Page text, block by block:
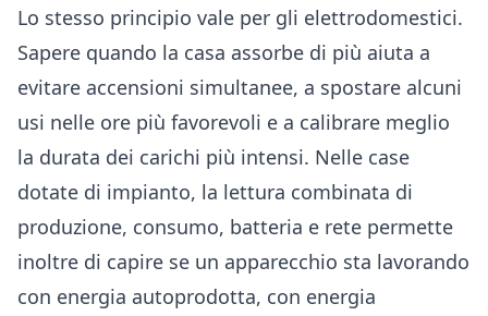
Lo stesso principio vale per gli elettrodomestici.
Sapere quando la casa assorbe di più aiuta a
evitare accensioni simultanee, a spostare alcuni
usi nelle ore più favorevoli e a calibrare meglio
la durata dei carichi più intensi. Nelle case
dotate di impianto, la lettura combinata di
produzione, consumo, batteria e rete permette
inoltre di capire se un apparecchio sta lavorando
con energia autoprodotta, con energia